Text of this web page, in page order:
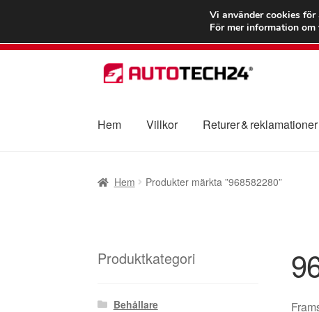
FRAKT från 75
Hoppa
till
Hoppa
till
Hem Villkor Returer & reklamationer
Hem Produkter märkta ”968582280”
Produktkategori
Behållare
Vi använder cookies
För mer information